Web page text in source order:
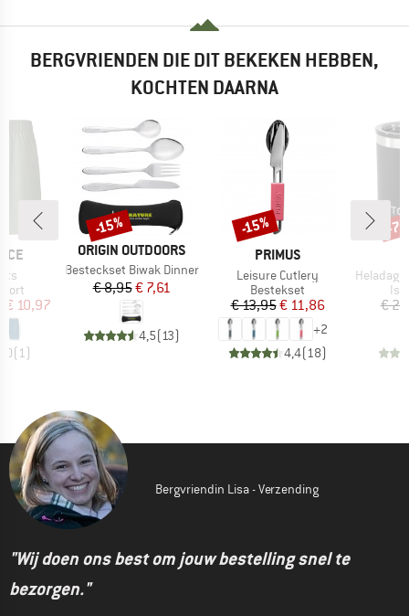
BERGVRIENDEN DIE DIT BEKEKEN HEBBEN,
KOCHTEN DAARNA
prijs
€ 10,97
(1)
MERK
ORIGIN OUTDOORS
Artikel
Besteckset Biwak Dinner
Prijs
€ 8,95Verlaagde prijs
€ 7,61
4,5(13)
Korting
-15%
MERK
PRIMUS
Artikel
Leisure Cutlery
Productgroep
Bestekset
Prijs
€ 13,95Verlaagde prijs
€ 11,86
+2
4,4(18)
Korting
-15%
Artikel
€
-
Bergvriendin Lisa - Verzending
"Wij doen ons best om jouw bestelling snel te
bezorgen."